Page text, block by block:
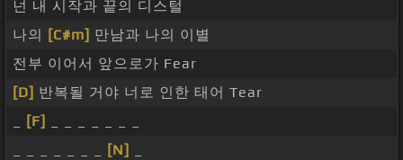
넌 내 시작과 끝의 디스털
나의
[C#m] 만남과 나의 이별
전부 이어서 앞으로가 Fear
[D] 반복될 거야 너로 인한 태어 Tear
[F]
[N]